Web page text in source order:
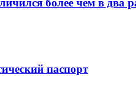
паспорт